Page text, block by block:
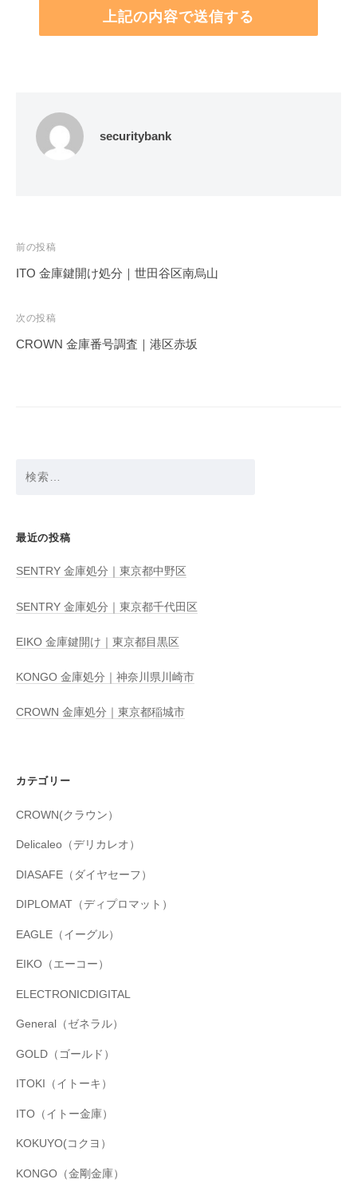
securitybank
投
稿
ビ
ゲ
前の投稿
ITO 金庫鍵開け処分｜世田谷区南烏山
次の投稿
CROWN 金庫番号調査｜港区赤坂
最近の投稿
SENTRY 金庫処分｜東京都中野区
SENTRY 金庫処分｜東京都千代田区
EIKO 金庫鍵開け｜東京都目黒区
KONGO 金庫処分｜神奈川県川崎市
CROWN 金庫処分｜東京都稲城市
カテゴリー
CROWN(クラウン）
Delicaleo（デリカレオ）
DIASAFE（ダイヤセーフ）
DIPLOMAT（ディプロマット）
EAGLE（イーグル）
EIKO（エーコー）
ELECTRONICDIGITAL
General（ゼネラル）
GOLD（ゴールド）
ITOKI（イトーキ）
ITO（イトー金庫）
KOKUYO(コクヨ）
KONGO（金剛金庫）